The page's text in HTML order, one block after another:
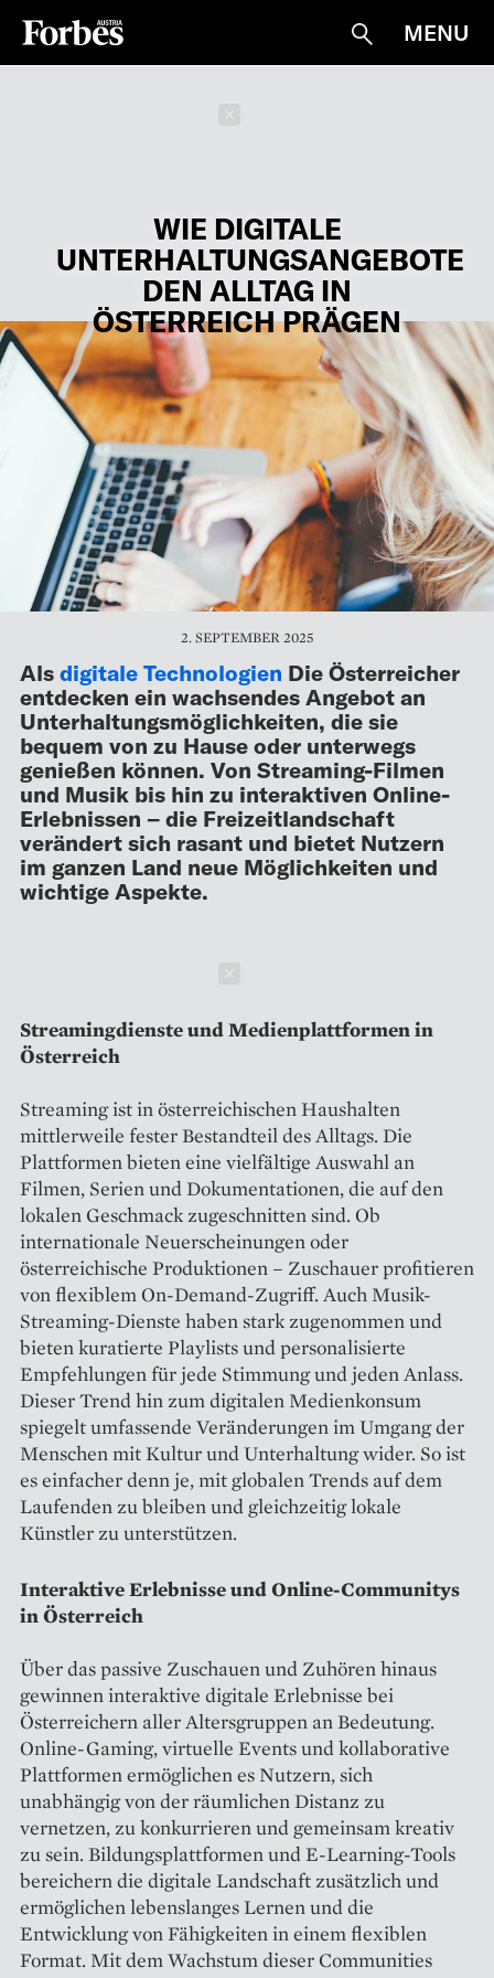
Suche
MENU
WIE DIGITALE
UNTERHALTUNGSANGEBOTE
DEN ALLTAG IN
ÖSTERREICH PRÄGEN
2. SEPTEMBER 2025
Als digitale Technologien Die Österreicher
entdecken ein wachsendes Angebot an
Unterhaltungsmöglichkeiten, die sie
bequem von zu Hause oder unterwegs
genießen können. Von Streaming-Filmen
und Musik bis hin zu interaktiven Online-
Erlebnissen – die Freizeitlandschaft
verändert sich rasant und bietet Nutzern
im ganzen Land neue Möglichkeiten und
wichtige Aspekte.
Streamingdienste und Medienplattformen in
Österreich
Streaming ist in österreichischen Haushalten
mittlerweile fester Bestandteil des Alltags. Die
Plattformen bieten eine vielfältige Auswahl an
Filmen, Serien und Dokumentationen, die auf den
lokalen Geschmack zugeschnitten sind. Ob
internationale Neuerscheinungen oder
österreichische Produktionen – Zuschauer profitieren
von flexiblem On-Demand-Zugriff. Auch Musik-
Streaming-Dienste haben stark zugenommen und
bieten kuratierte Playlists und personalisierte
Empfehlungen für jede Stimmung und jeden Anlass.
Dieser Trend hin zum digitalen Medienkonsum
spiegelt umfassende Veränderungen im Umgang der
Menschen mit Kultur und Unterhaltung wider. So ist
es einfacher denn je, mit globalen Trends auf dem
Laufenden zu bleiben und gleichzeitig lokale
Künstler zu unterstützen.
Interaktive Erlebnisse und Online-Communitys
in Österreich
Über das passive Zuschauen und Zuhören hinaus
gewinnen interaktive digitale Erlebnisse bei
Österreichern aller Altersgruppen an Bedeutung.
Online-Gaming, virtuelle Events und kollaborative
Plattformen ermöglichen es Nutzern, sich
unabhängig von der räumlichen Distanz zu
vernetzen, zu konkurrieren und gemeinsam kreativ
zu sein. Bildungsplattformen und E-Learning-Tools
bereichern die digitale Landschaft zusätzlich und
ermöglichen lebenslanges Lernen und die
Entwicklung von Fähigkeiten in einem flexiblen
Format. Mit dem Wachstum dieser Communities